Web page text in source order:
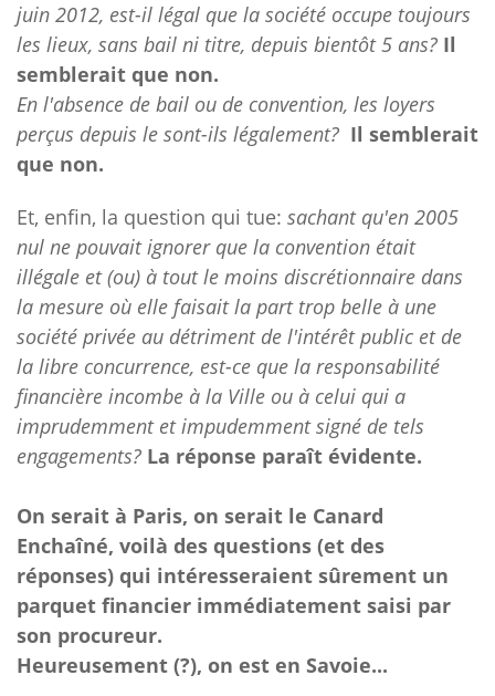
juin 2012, est-il légal que la société occupe toujours
les lieux, sans bail ni titre, depuis bientôt 5 ans? Il
semblerait que non.
En l'absence de bail ou de convention, les loyers
perçus depuis le sont-ils légalement? Il semblerait
que non.
Et, enfin, la question qui tue: sachant qu'en 2005
nul ne pouvait ignorer que la convention était
illégale et (ou) à tout le moins discrétionnaire dans
la mesure où elle faisait la part trop belle à une
société privée au détriment de l'intérêt public et de
la libre concurrence, est-ce que la responsabilité
financière incombe à la Ville ou à celui qui a
imprudemment et impudemment signé de tels
engagements? La réponse paraît évidente.
On serait à Paris, on serait le Canard
Enchaîné, voilà des questions (et des
réponses) qui intéresseraient sûrement un
parquet financier immédiatement saisi par
son procureur.
Heureusement (?), on est en Savoie...